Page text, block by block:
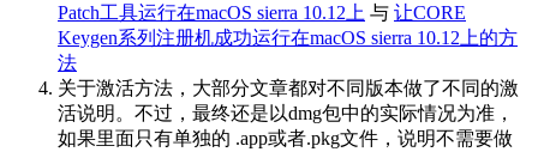
Patch工具运行在macOS sierra 10.12上 与 让CORE
Keygen系列注册机成功运行在macOS sierra 10.12上的方
法
关于激活方法，大部分文章都对不同版本做了不同的激
活说明。不过，最终还是以dmg包中的实际情况为准，
如果里面只有单独的 .app或者.pkg文件，说明不需要做